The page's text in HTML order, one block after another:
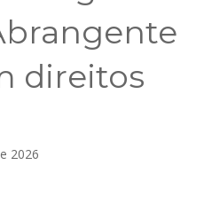
direitos
2026